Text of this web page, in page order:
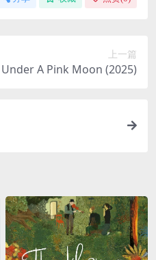
上一篇
Under A Pink Moon (2025)